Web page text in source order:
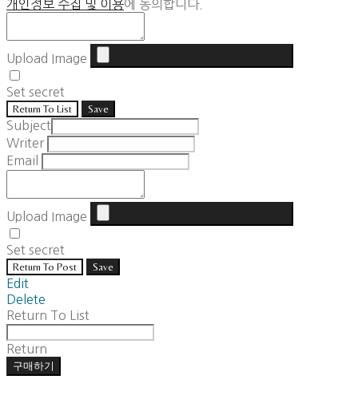
개인정보 수집 및 이용에 동의합니다.
Upload Image
Set secret
Return To List Save
Subject
Writer
Email
Upload Image
Set secret
Return To Post Save
Edit
Delete
Return To List
Return
구매하기